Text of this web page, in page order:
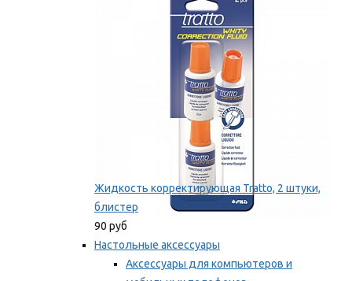
Мы рекомендуем
Жидкость корректирующая Tratto, 2 штуки,
блистер
90 руб
Настольные аксессуары
Аксессуары для компьютеров и